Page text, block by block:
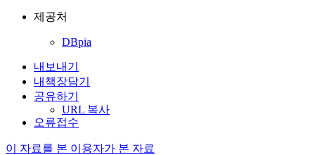
제공처
DBpia
내보내기
내책장담기
공유하기
URL 복사
오류접수
이 자료를 본 이용자가 본 자료